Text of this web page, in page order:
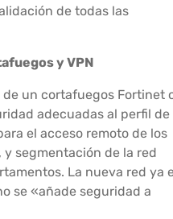
de todas las
y VPN
un cortafuegos Fortinet
adecuadas al perfil de
el acceso remoto de los
segmentación de la red
La nueva red ya
se «añade seguridad a